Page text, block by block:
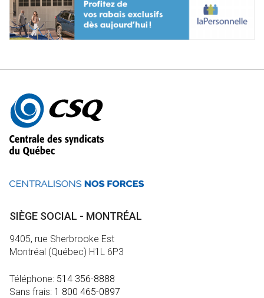
Autres
informations
SIÈGE SOCIAL - MONTRÉAL
9405, rue Sherbrooke Est
Montréal (Québec) H1L 6P3
Téléphone: 514 356-8888
Sans frais: 1 800 465-0897